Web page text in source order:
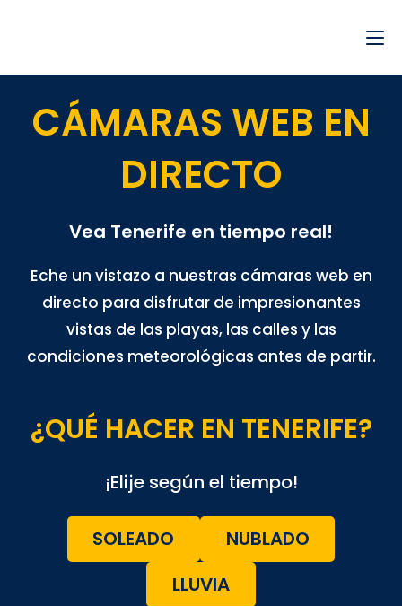
CÁMARAS WEB EN
DIRECTO
Vea Tenerife en tiempo real!
Eche un vistazo a nuestras cámaras web en
directo para disfrutar de impresionantes
vistas de las playas, las calles y las
condiciones meteorológicas antes de partir.
¿QUÉ HACER EN TENERIFE?
¡Elije según el tiempo!
SOLEADO
NUBLADO
LLUVIA